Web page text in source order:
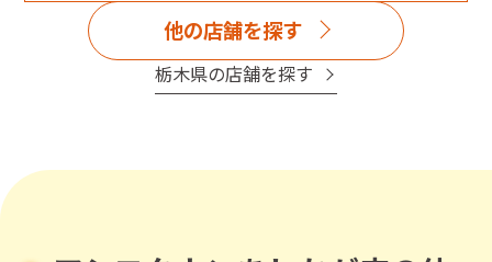
他の店舗を探す
栃木県の店舗を探す